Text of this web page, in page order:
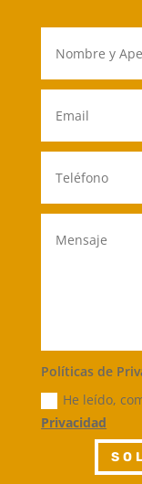
Políticas de
He leído,
Privacidad